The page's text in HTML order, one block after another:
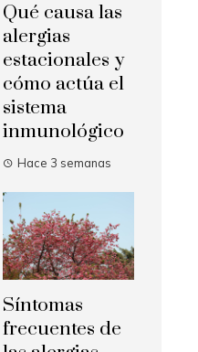
Qué causa las
alergias
estacionales y
cómo actúa el
sistema
inmunológico
Hace 3 semanas
Síntomas
frecuentes de